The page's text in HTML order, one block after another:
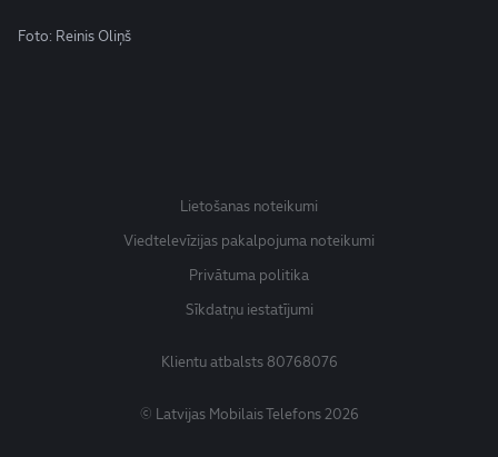
Foto: Reinis Oliņš
Lietošanas noteikumi
Viedtelevīzijas pakalpojuma noteikumi
Privātuma politika
Sīkdatņu iestatījumi
Klientu atbalsts80768076
© Latvijas Mobilais Telefons 2026